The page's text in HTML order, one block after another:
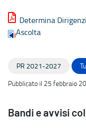
Determina
Ascolta
PR 2021-2027
Pubblicato il 25 febbraio
Bandi e avvisi